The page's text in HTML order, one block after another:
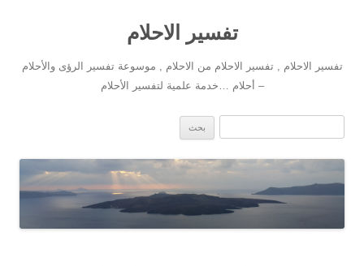
تفسير الاحلام
تفسير الاحلام , تفسير الاحلام من الاحلام , موسوعة تفسير الرؤى والأحلام
– أحلام …خدمة علمية لتفسير الأحلام
انتقل إلى المحتوى